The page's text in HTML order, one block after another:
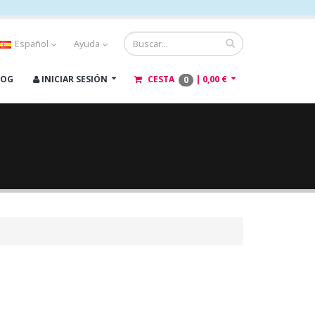
Español Ayuda
INICIAR SESIÓN CESTA 0 | 0,00 €